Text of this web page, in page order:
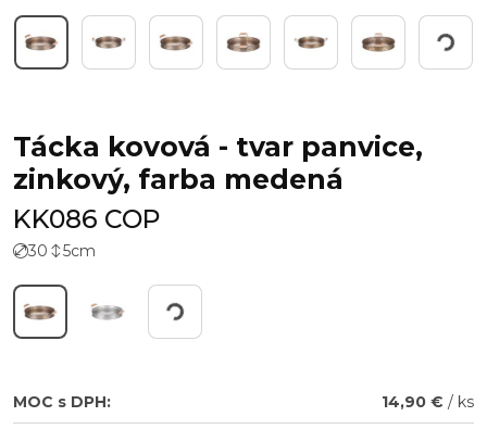
Tácka kovová - tvar panvice,
zinkový, farba medená
KK086 COP
30 5cm Working...
MOC s DPH: 14,90 € / ks